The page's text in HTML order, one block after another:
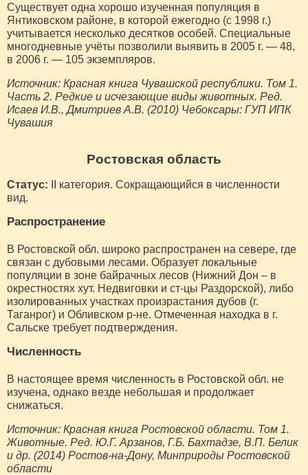
Существует одна хорошо изученная популяция в
Янтиковском районе, в которой ежегодно (с 1998 г.)
учитывается несколько десятков особей. Специальные
многодневные учёты позволили выявить в 2005 г. — 48,
в 2006 г. — 105 экземпляров.
Источник: Красная книга Чувашской республики. Том 1.
Часть 2. Редкие и исчезающие виды животных. Ред.
Исаев И.В., Дмитриев А.В. (2010) Чебоксары: ГУП ИПК
Чувашия
Ростовская область
Статус: II категория. Сокращающийся в численности
вид.
Распространение
В Ростовской обл. широко распространен на севере, где
связан с дубовыми лесами. Образует локальные
популяции в зоне байрачных лесов (Нижний Дон – в
окрестностях хут. Недвиговки и ст-цы Раздорской), либо
изолированных участках произрастания дубов (г.
Таганрог) и Обливском р-не. Отмеченная находка в г.
Сальске требует подтверждения.
Численность
В настоящее время численность в Ростовской обл. не
изучена, однако везде небольшая и продолжает
снижаться.
Источник: Красная книга Ростовской области. Том 1.
Животные. Ред. Ю.Г. Арзанов, Г.Б. Бахтадзе, В.П. Белик
и др. (2014) Ростов-на-Дону, Минприроды Ростовской
области